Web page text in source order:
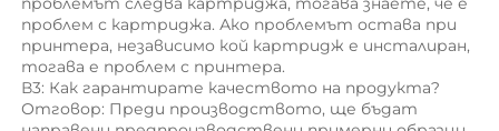
проблем с картриджа. Ако проблемът остава при
принтера, независимо кой картридж е инсталиран,
тогава е проблем с принтера.
В3: Как гарантирате качеството на продукта?
Отговор: Преди производството, ще бъдат